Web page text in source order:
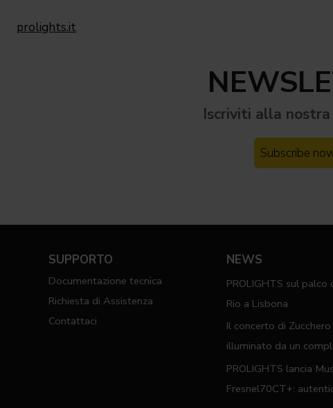
prolights.it
Iscriviti alla nostra
Subscribe
SUPPORTO
Documentazione tecnica
Richiesta di Assistenza
Contattaci
NEWS
PROLIGHTS sul palco
Rio a Lisbona
Il concerto di
illuminato da un
PROLIGHTS
PROLIGHTS lancia
Fresnel70CT+: